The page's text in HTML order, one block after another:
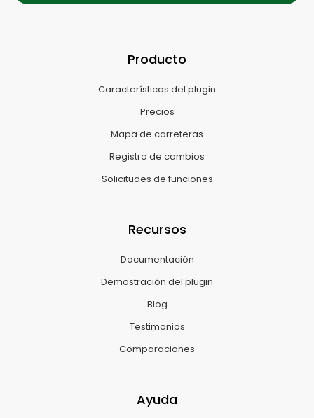
Producto
Características del plugin
Precios
Mapa de carreteras
Registro de cambios
Solicitudes de funciones
Recursos
Documentación
Demostración del plugin
Blog
Testimonios
Comparaciones
Ayuda